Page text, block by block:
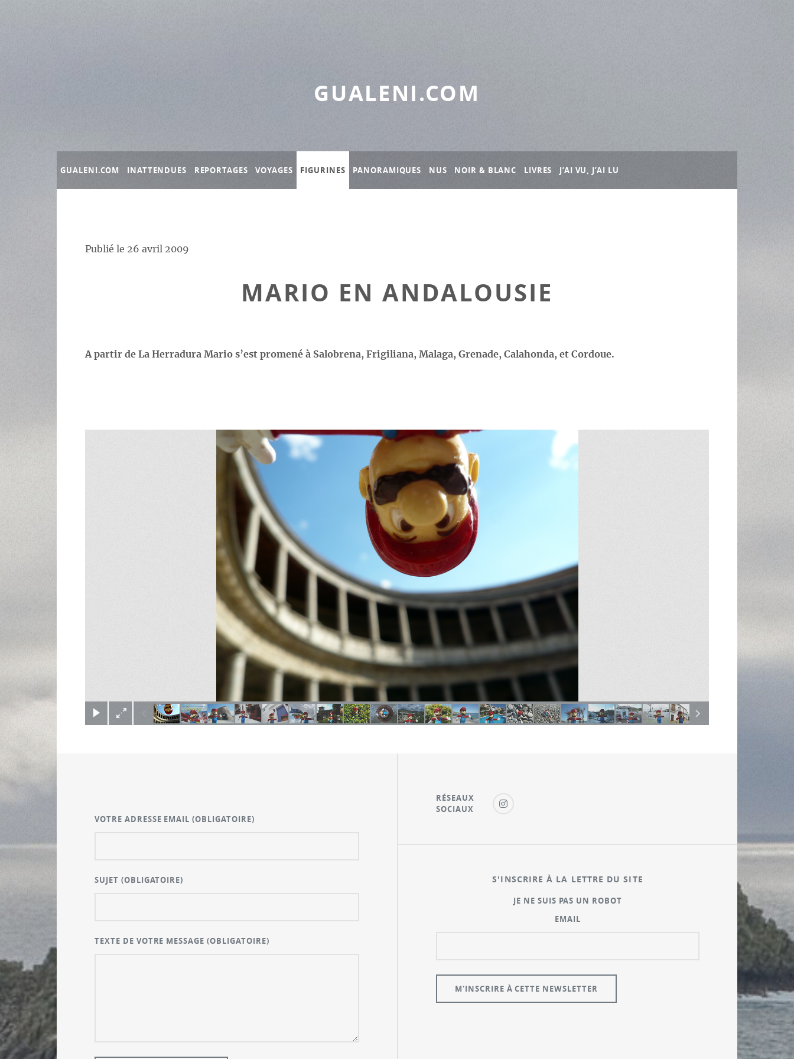
GUALENI.COM
GUALENI.COM INATTENDUES REPORTAGES VOYAGES FIGURINES PANORAMIQUES NUS NOIR & BLANC LIVRES J’AI VU, J’AI LU
Publié le 26 avril 2009
MARIO EN ANDALOUSIE
A partir de La Herradura Mario s’est promené à Salobrena, Frigiliana, Malaga, Grenade, Calahonda, et Cordoue.
(c) Didier Gualeni
VOTRE ADRESSE EMAIL(OBLIGATOIRE)
SUJET (OBLIGATOIRE)
TEXTE DE VOTRE MESSAGE(OBLIGATOIRE)
RÉSEAUX
SOCIAUX
S'INSCRIRE À LA LETTRE DU SITE
JE NE SUIS PAS UN ROBOT
EMAIL